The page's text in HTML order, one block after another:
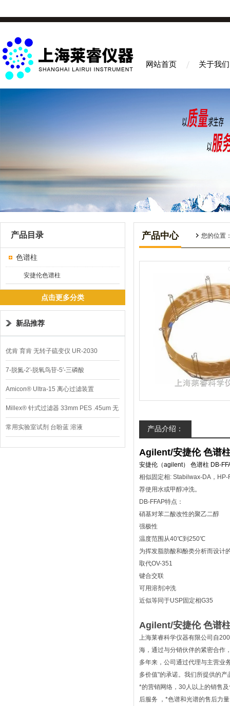
网站首页 关于我们
产品目录
色谱柱
安捷伦色谱柱
点击更多分类
新品推荐
优肯 育肯 无转子硫变仪 UR-2030
7-脱氮-2′-脱氧鸟苷-5′-三磷酸
Amicon® Ultra-15 离心过滤装置
Millex® 针式过滤器 33mm PES .45um 无
菌
常用实验室试剂 台盼蓝 溶液
产品中心 您的位置
产品介绍：
Agilent/安捷伦 色谱
安捷伦（agilent） 色谱柱 DB-
相似固定相: Stabilwax-DA，HP-
荐使用水或甲醇冲洗。
DB-FFAP特点：
硝基对苯二酸改性的聚乙二醇
强极性
温度范围从40℃到250℃
为挥发脂肪酸和酚类分析而设计
取代OV-351
键合交联
可用溶剂冲洗
近似等同于USP固定相G35
Agilent/安捷伦 色谱
上海莱睿科学仪器有限公司自
海，通过与分销伙伴的紧密合作
多年来，公司通过代理与主营业
多价值"的承诺。我们所提供的
*的营销网络，30人以上的销售
后服务 ，*色谱和光谱的售后力